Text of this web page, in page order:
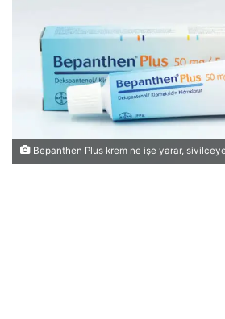
Bepanthen Plus krem ne işe yarar,